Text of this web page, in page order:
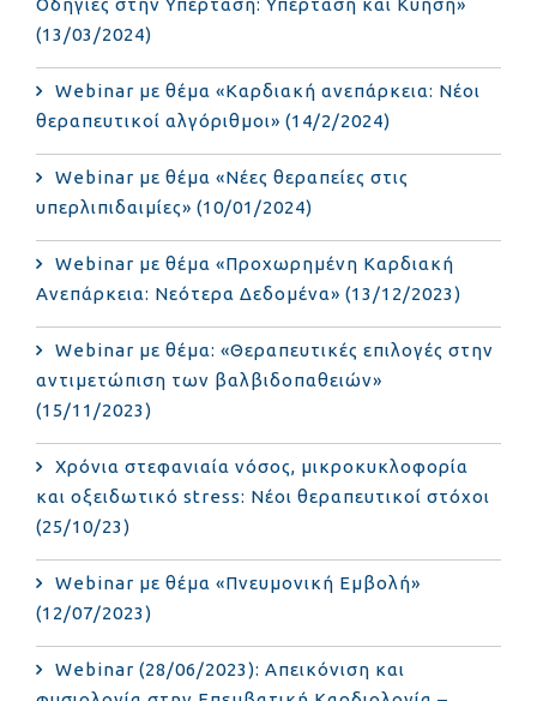
Οδηγίες στην Υπέρταση: Υπέρταση και Κύηση»
(13/03/2024)
Webinar με θέμα «Καρδιακή ανεπάρκεια: Νέοι
θεραπευτικοί αλγόριθμοι» (14/2/2024)
Webinar με θέμα «Νέες θεραπείες στις
υπερλιπιδαιμίες» (10/01/2024)
Webinar με θέμα «Προχωρημένη Καρδιακή
Ανεπάρκεια: Νεότερα Δεδομένα» (13/12/2023)
Webinar με θέμα: «Θεραπευτικές επιλογές στην
αντιμετώπιση των βαλβιδοπαθειών»
(15/11/2023)
Χρόνια στεφανιαία νόσος, μικροκυκλοφορία
και οξειδωτικό stress: Νέοι θεραπευτικοί στόχοι
(25/10/23)
Webinar με θέμα «Πνευμονική Εμβολή»
(12/07/2023)
Webinar (28/06/2023): Απεικόνιση και